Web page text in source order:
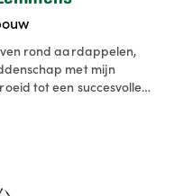
rond aardappelen,
met mijn
tot een succesvolle
Onze